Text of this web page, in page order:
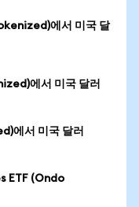
에서 미국 달
에서 미국 달러
에서 미국 달러
ETF (Ondo